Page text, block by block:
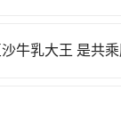
少額外負擔290
能的罰單都需
另外，偶爾也
計程車隊，如
，tripool都是
牛乳大王 是共乘
擇共乘服務，